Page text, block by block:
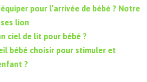
pour l’arrivée de bébé ? Notre
lion
ciel de lit pour bébé ?
bébé choisir pour stimuler et
?